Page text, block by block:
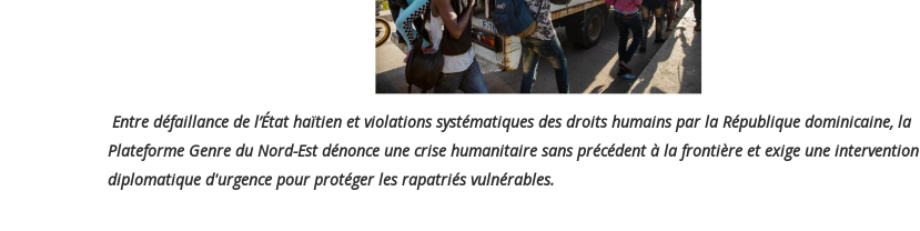
Entre défaillance de l’État haïtien et violations systématiques des droits humains par la République dominicaine, la
Plateforme Genre du Nord-Est dénonce une crise humanitaire sans précédent à la frontière et exige une intervention
diplomatique d'urgence pour protéger les rapatriés vulnérables.